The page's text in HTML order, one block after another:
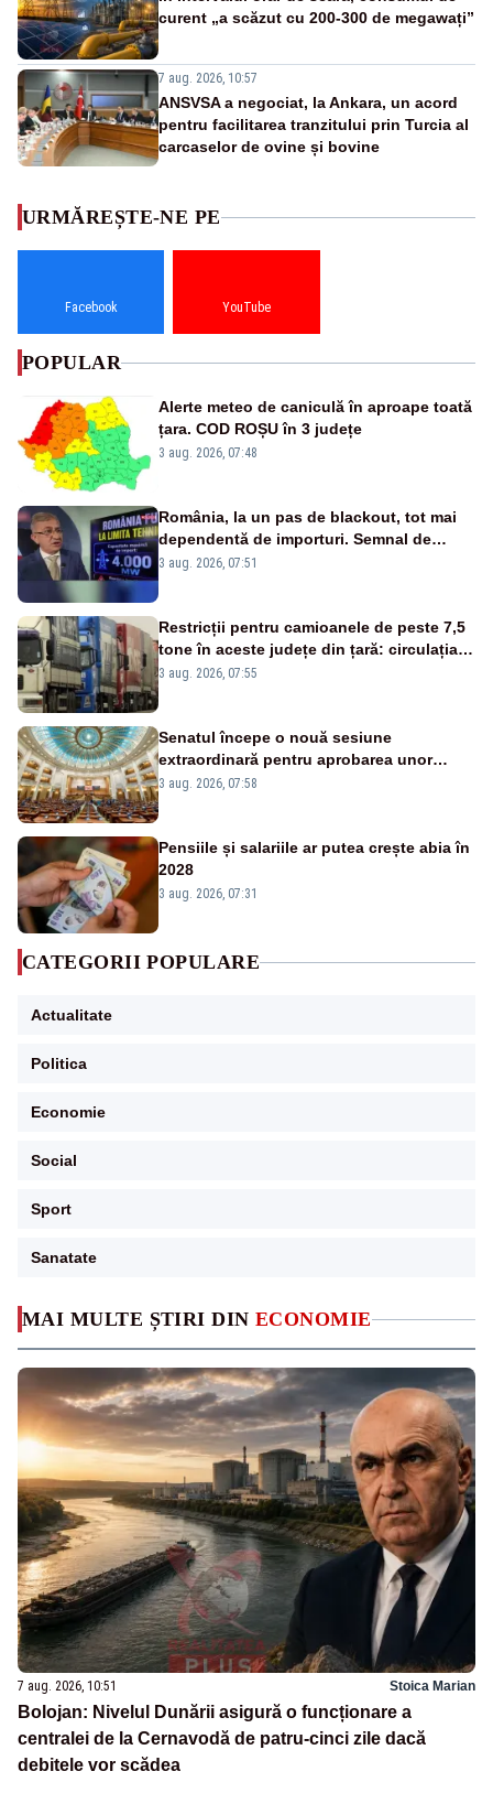
curent „a scăzut cu 200-300 de megawați”
7 aug. 2026, 10:57
ANSVSA a negociat, la Ankara, un acord
pentru facilitarea tranzitului prin Turcia al
carcaselor de ovine și bovine
MAI MULTE ȘTIRI DIN ECONOMIE
7 aug. 2026, 10:51 Stoica Marian
Bolojan: Nivelul Dunării asigură o funcționare a
centralei de la Cernavodă de patru-cinci zile dacă
debitele vor scădea
URMĂREȘTE-NE PE
Facebook YouTube
POPULAR
Alerte meteo de caniculă în aproape toată
țara. COD ROȘU în 3 județe
3 aug. 2026, 07:48
România, la un pas de blackout, tot mai
dependentă de importuri. Semnal de
alarmă tras de un expert în energie
3 aug. 2026, 07:51
Restricții pentru camioanele de peste 7,5
tone în aceste județe din țară: circulația
este interzisă luni, între orele 12:00 și
3 aug. 2026, 07:55
Senatul începe o nouă sesiune
extraordinară pentru aprobarea unor
jaloane din PNRR
3 aug. 2026, 07:58
Pensiile și salariile ar putea crește abia în
2028
3 aug. 2026, 07:31
CATEGORII POPULARE
Actualitate
Politica
Economie
Social
Sport
Sanatate